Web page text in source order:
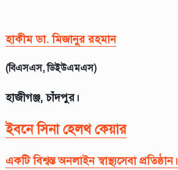
হাকীম ডা. মিজানুর রহমান
(বিএসএস, ডিইউএমএস)
হাজীগঞ্জ, চাঁদপুর।
ইবনে সিনা হেলথ কেয়ার
একটি বিশ্বস্ত অনলাইন স্বাস্থ্যসেবা প্রতিষ্ঠান।